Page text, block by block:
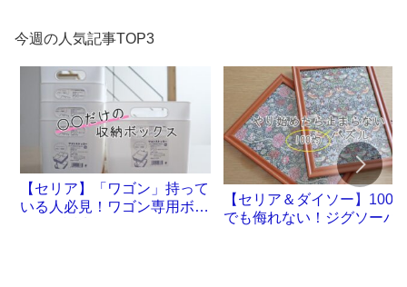
今週の人気記事TOP3
【セリア】「ワゴン」持って
いる人必見！ワゴン専用ボッ
【セリア＆ダイソー】100円
でも侮れない！ジグソーパ